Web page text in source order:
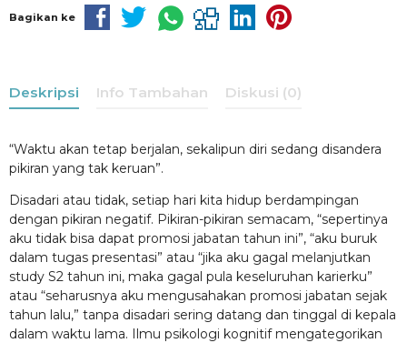
Bagikan ke
Deskripsi Info Tambahan Diskusi (0)
“Waktu akan tetap berjalan, sekalipun diri sedang disandera
pikiran yang tak keruan”.
Disadari atau tidak, setiap hari kita hidup berdampingan
dengan pikiran negatif. Pikiran-pikiran semacam, “sepertinya
aku tidak bisa dapat promosi jabatan tahun ini”, “aku buruk
dalam tugas presentasi” atau “jika aku gagal melanjutkan
study S2 tahun ini, maka gagal pula keseluruhan karierku”
atau “seharusnya aku mengusahakan promosi jabatan sejak
tahun lalu,” tanpa disadari sering datang dan tinggal di kepala
dalam waktu lama. Ilmu psikologi kognitif mengategorikan